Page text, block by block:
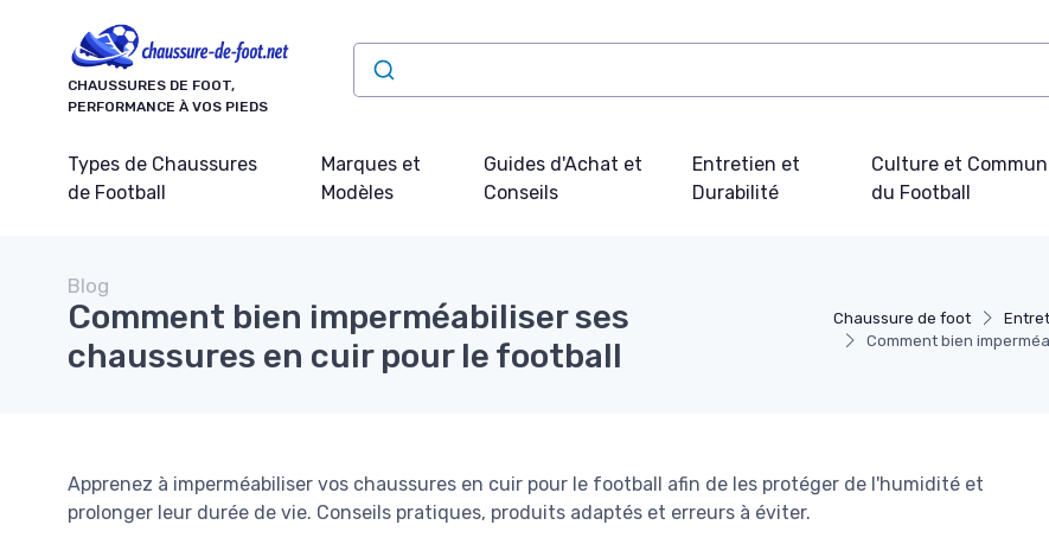
CHAUSSURES DE FOOT,
PERFORMANCE À VOS PIEDS
Types de Chaussures
de Football
Marques et
Modèles
Guides d'Achat et
Conseils
Entretien et
Durabilité
Culture et
du Football
Chaussure de foot
Comment bien
Blog
Comment bien imperméabiliser ses
chaussures en cuir pour le football
Apprenez à imperméabiliser vos chaussures en cuir pour le football afin de les protéger de l'humidité et
prolonger leur durée de vie. Conseils pratiques, produits adaptés et erreurs à éviter.